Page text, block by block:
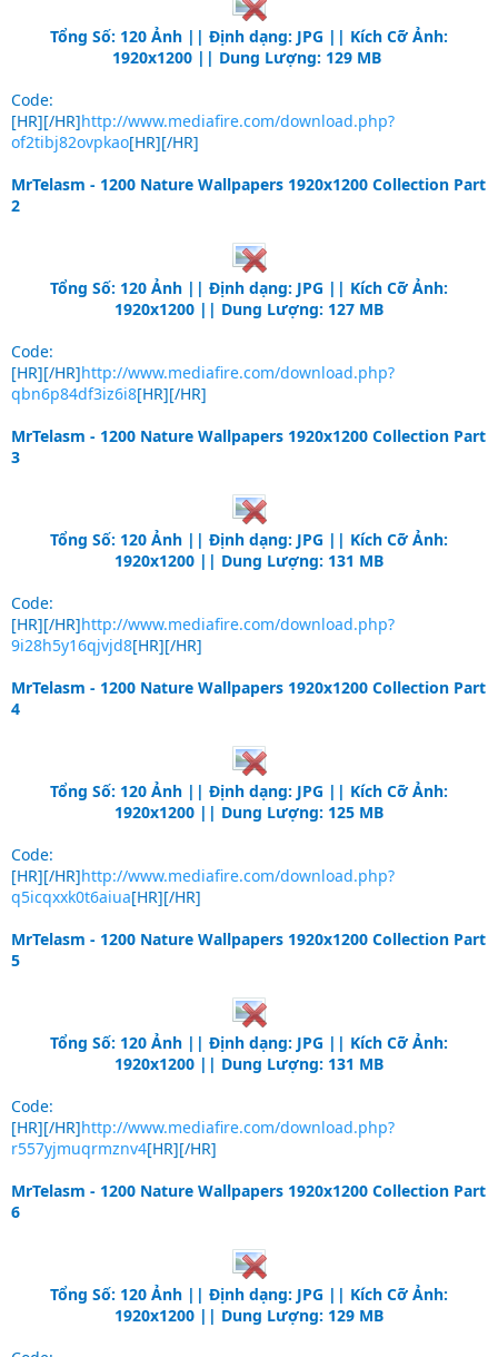
Tổng Số: 120 Ảnh || Định dạng: JPG || Kích Cỡ Ảnh:
1920x1200 || Dung Lượng: 129 MB
Code:
[HR][/HR]http://www.mediafire.com/download.php?
of2tibj82ovpkao[HR][/HR]
MrTelasm - 1200 Nature Wallpapers 1920x1200 Collection Part
2
Tổng Số: 120 Ảnh || Định dạng: JPG || Kích Cỡ Ảnh:
1920x1200 || Dung Lượng: 127 MB
Code:
[HR][/HR]http://www.mediafire.com/download.php?
qbn6p84df3iz6i8[HR][/HR]
MrTelasm - 1200 Nature Wallpapers 1920x1200 Collection Part
3
Tổng Số: 120 Ảnh || Định dạng: JPG || Kích Cỡ Ảnh:
1920x1200 || Dung Lượng: 131 MB
Code:
[HR][/HR]http://www.mediafire.com/download.php?
9i28h5y16qjvjd8[HR][/HR]
MrTelasm - 1200 Nature Wallpapers 1920x1200 Collection Part
4
Tổng Số: 120 Ảnh || Định dạng: JPG || Kích Cỡ Ảnh:
1920x1200 || Dung Lượng: 125 MB
Code:
[HR][/HR]http://www.mediafire.com/download.php?
q5icqxxk0t6aiua[HR][/HR]
MrTelasm - 1200 Nature Wallpapers 1920x1200 Collection Part
5
Tổng Số: 120 Ảnh || Định dạng: JPG || Kích Cỡ Ảnh:
1920x1200 || Dung Lượng: 131 MB
Code:
[HR][/HR]http://www.mediafire.com/download.php?
r557yjmuqrmznv4[HR][/HR]
MrTelasm - 1200 Nature Wallpapers 1920x1200 Collection Part
6
Tổng Số: 120 Ảnh || Định dạng: JPG || Kích Cỡ Ảnh:
1920x1200 || Dung Lượng: 129 MB